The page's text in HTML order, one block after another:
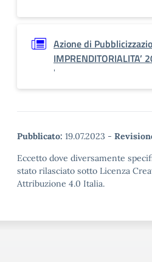
Azione di
IMPRENDITORIALITA’
'
Pubblicato: 19.07.2023 -
Eccetto dove diversamente
stato rilasciato sotto Licenza
Attribuzione 4.0 Italia.